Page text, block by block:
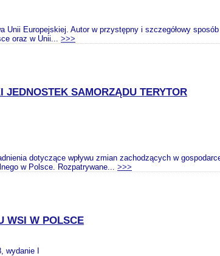
Europejskiej. Autor w przystępny i szczegółowy
oraz w Unii... >>>
SAMORZĄDU TERYTOR
dotyczące wpływu zmian zachodzących w
w Polsce. Rozpatrywane... >>>
WSI W POLSCE
wydanie I